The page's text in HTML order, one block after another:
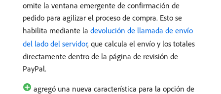
omite la ventana emergente de confirmación de
pedido para agilizar el proceso de compra. Esto se
habilita mediante la devolución de llamada de envío
del lado del servidor, que calcula el envío y los totales
directamente dentro de la página de revisión de
PayPal.
agregó una nueva característica para la opción de